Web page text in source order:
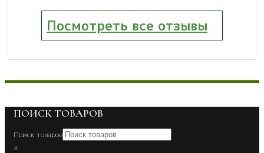
Посмотреть все отзывы
ПОИСК ТОВАРОВ
Поиск товаров
×